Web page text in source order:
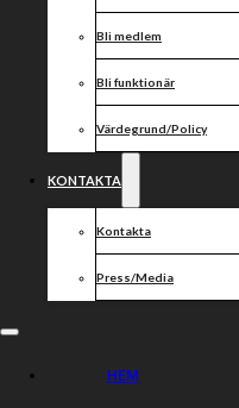
Bli medlem
Bli funktionär
Värdegrund/Policy
KONTAKTA
Kontakta
Press/Media
HEM
Hoppas de är sugna på att se en
Philip Hellström Bängs 1,210
Joel Andersson 1,146
Anton Jansson 0,500